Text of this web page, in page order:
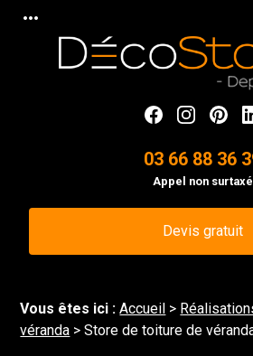
more_horiz
03 66 88 36
Appel non surtaxé
Devis gratuit
Vous êtes ici :Accueil >
véranda >Store de toiture de